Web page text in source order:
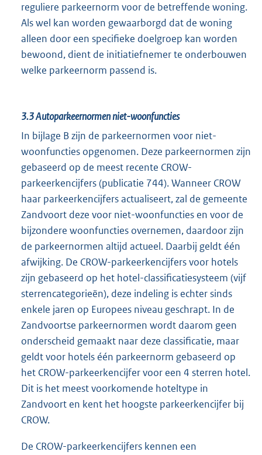
reguliere parkeernorm voor de betreffende woning.
Als wel kan worden gewaarborgd dat de woning
alleen door een specifieke doelgroep kan worden
bewoond, dient de initiatiefnemer te onderbouwen
welke parkeernorm passend is.
3.3Autoparkeernormen niet-woonfuncties
In bijlage B zijn de parkeernormen voor niet-
woonfuncties opgenomen. Deze parkeernormen zijn
gebaseerd op de meest recente CROW-
parkeerkencijfers (publicatie 744). Wanneer CROW
haar parkeerkencijfers actualiseert, zal de gemeente
Zandvoort deze voor niet-woonfuncties en voor de
bijzondere woonfuncties overnemen, daardoor zijn
de parkeernormen altijd actueel. Daarbij geldt één
afwijking. De CROW-parkeerkencijfers voor hotels
zijn gebaseerd op het hotel-classificatiesysteem (vijf
sterrencategorieën), deze indeling is echter sinds
enkele jaren op Europees niveau geschrapt. In de
Zandvoortse parkeernormen wordt daarom geen
onderscheid gemaakt naar deze classificatie, maar
geldt voor hotels één parkeernorm gebaseerd op
het CROW-parkeerkencijfer voor een 4 sterren hotel.
Dit is het meest voorkomende hoteltype in
Zandvoort en kent het hoogste parkeerkencijfer bij
CROW.
De CROW-parkeerkencijfers kennen een